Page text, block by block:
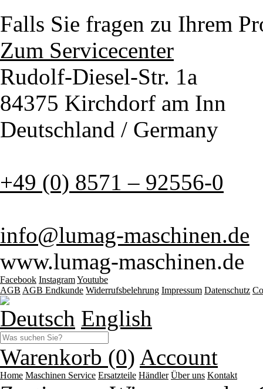
Falls Sie fragen zu Ihrem
Zum Servicecenter
Rudolf-Diesel-Str. 1a
84375 Kirchdorf am Inn
Deutschland / Germany
+49 (0) 8571 – 92556-0
info@lumag-maschinen.de
www.lumag-maschinen.de
Facebook InstagramYoutube
AGB AGB Endkunde Widerrufsbelehrung Impressum Datenschutz
Deutsch English
Warenkorb (0) Account
Home Maschinen Service Ersatzteile Händler Über uns Kontakt